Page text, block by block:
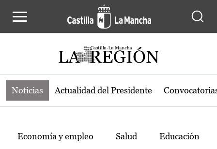
Noticias de la región de Castilla-La
Noticias Actualidad del Presidente
Temas
Economía y empleo Salud Educación